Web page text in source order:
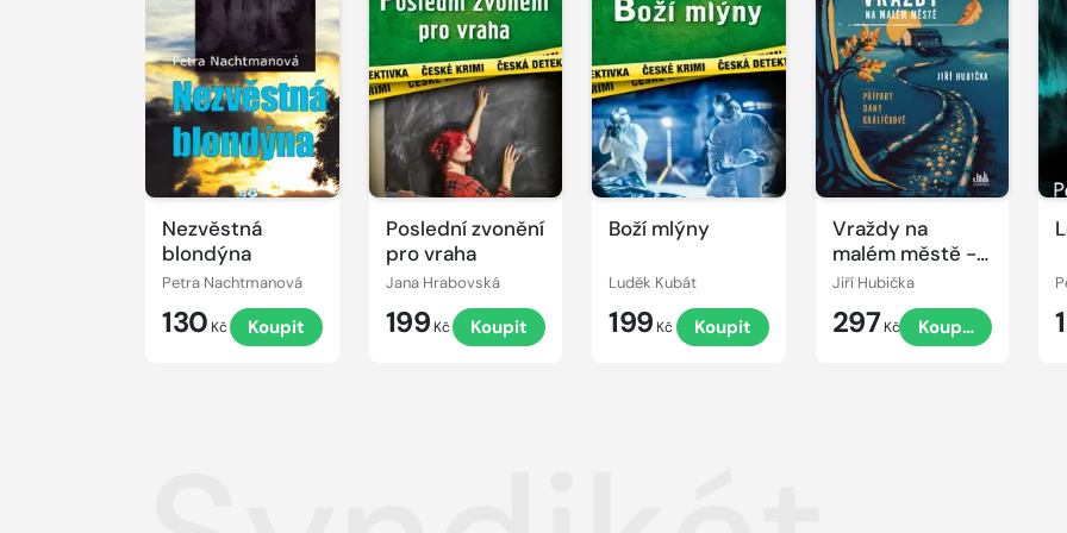
Nezvěstná
blondýna
Petra Nachtmanová
130 Kč Koupit
Poslední zvonění
pro vraha
Jana Hrabovská
199 Kč Koupit
Boží mlýny
Luděk Kubát
199 Kč Koupit
Vraždy na
malém městě -
Případy Dany
Králíčkové
Jiří Hubička
297 Kč Koupit